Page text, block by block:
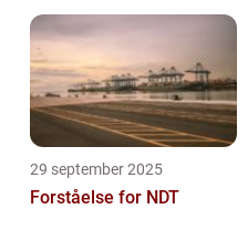
29 september 2025
Forståelse for NDT